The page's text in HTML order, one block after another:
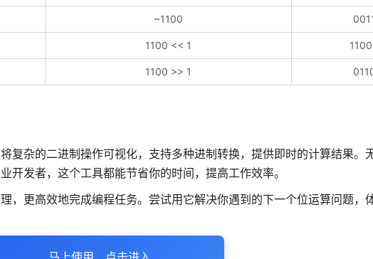
~1100
1100 << 1
1100 >> 1
复杂的二进制操作可视化，支持多种进制转换，提供即时的计算结果。
开发者，这个工具都能节省你的时间，提高工作效率。
，更高效地完成编程任务。尝试用它解决你遇到的下一个位运算问题，